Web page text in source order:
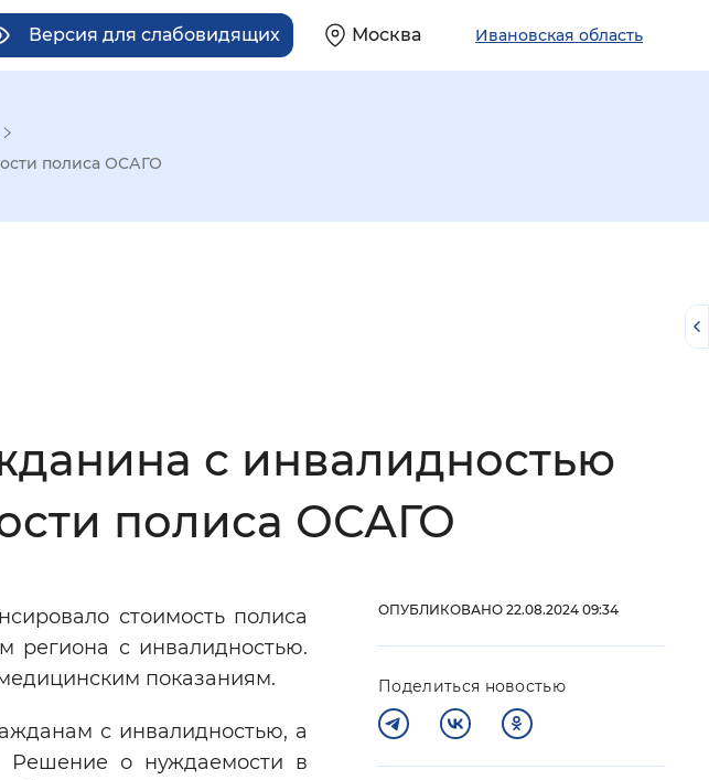
Версия для слабовидящих Москва Ивановская область
Синий фон
полиса ОСАГО
с инвалидностью
полиса ОСАГО
стоимость полиса
региона с инвалидностью.
показаниям.
с инвалидностью, а
Решение о нуждаемости в
ОПУБЛИКОВАНО 22.08.2024 09:34
Поделиться новостью